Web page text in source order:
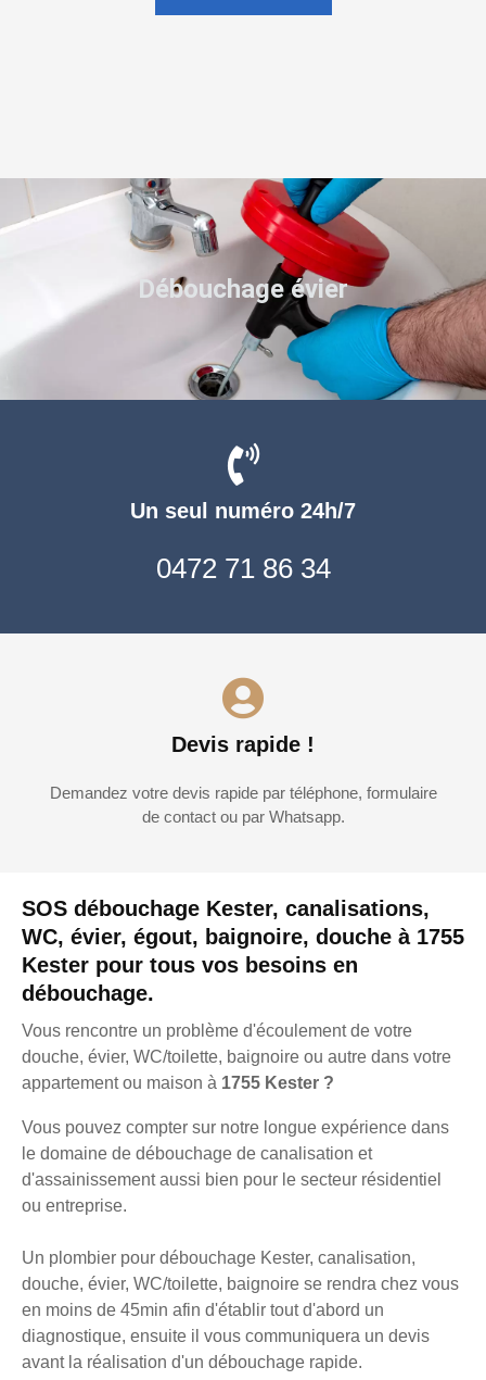
SOS débouchage Kester, canalisations,
WC, évier, égout, baignoire, douche à 1755
Kester pour tous vos besoins en
débouchage.
Vous rencontre un problème d'écoulement de votre
douche, évier, WC/toilette, baignoire ou autre dans votre
appartement ou maison à 1755 Kester ?
Vous pouvez compter sur notre longue expérience dans
le domaine de débouchage de canalisation et
d'assainissement aussi bien pour le secteur résidentiel
ou entreprise.
Un plombier pour débouchage Kester, canalisation,
douche, évier, WC/toilette, baignoire se rendra chez vous
en moins de 45min afin d'établir tout d'abord un
diagnostique, ensuite il vous communiquera un devis
avant la réalisation d'un débouchage rapide.
Un seul numéro 24h/7
0472 71 86 34
Devis rapide !
Demandez votre devis rapide par téléphone, formulaire
de contact ou par Whatsapp.
Débouchage évier